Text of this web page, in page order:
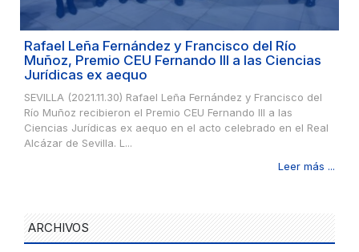
Rafael Leña Fernández y Francisco del Río
Muñoz, Premio CEU Fernando III a las Ciencias
Jurídicas ex aequo
SEVILLA (2021.11.30) Rafael Leña Fernández y Francisco del
Río Muñoz recibieron el Premio CEU Fernando III a las
Ciencias Jurídicas ex aequo en el acto celebrado en el Real
Alcázar de Sevilla. L...
Leer más ...
ARCHIVOS